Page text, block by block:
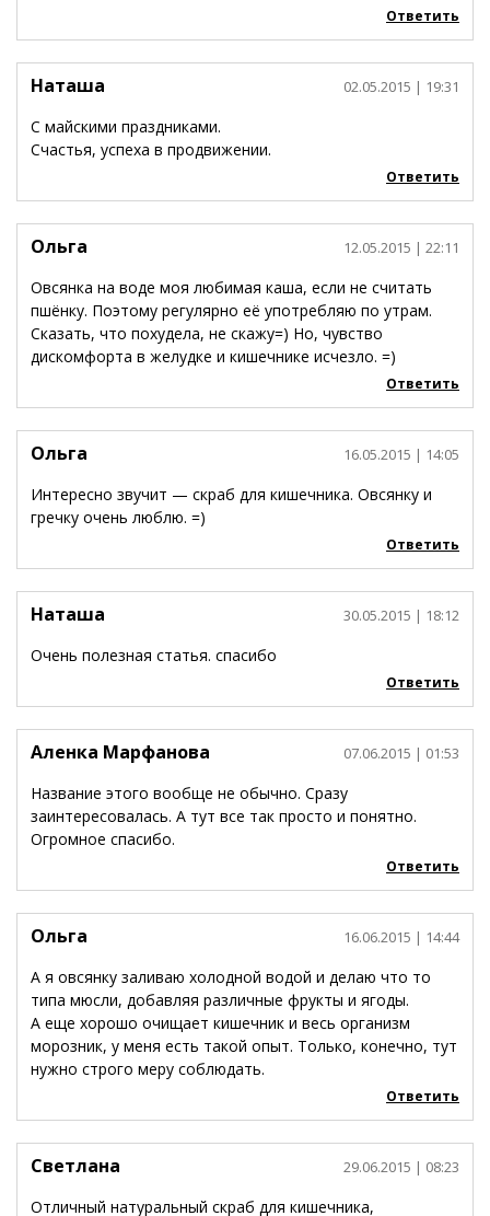
Ответить
Наташа 02.05.2015 | 19:31
С майскими праздниками.
Счастья, успеха в продвижении.
Ответить
Ольга 12.05.2015 | 22:11
Овсянка на воде моя любимая каша, если не считать
пшёнку. Поэтому регулярно её употребляю по утрам.
Сказать, что похудела, не скажу=) Но, чувство
дискомфорта в желудке и кишечнике исчезло. =)
Ответить
Ольга 16.05.2015 | 14:05
Интересно звучит — скраб для кишечника. Овсянку и
гречку очень люблю. =)
Ответить
Наташа 30.05.2015 | 18:12
Очень полезная статья. спасибо
Ответить
Аленка Марфанова 07.06.2015 | 01:53
Название этого вообще не обычно. Сразу
заинтересовалась. А тут все так просто и понятно.
Огромное спасибо.
Ответить
Ольга 16.06.2015 | 14:44
А я овсянку заливаю холодной водой и делаю что то
типа мюсли, добавляя различные фрукты и ягоды.
А еще хорошо очищает кишечник и весь организм
морозник, у меня есть такой опыт. Только, конечно, тут
нужно строго меру соблюдать.
Ответить
Светлана 29.06.2015 | 08:23
Отличный натуральный скраб для кишечника,